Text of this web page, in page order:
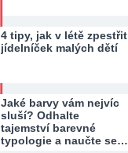
4 tipy, jak v létě zpestřit
jídelníček malých dětí
Jaké barvy vám nejvíc
sluší? Odhalte
tajemství barevné
typologie a naučte se…